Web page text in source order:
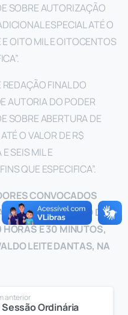
SOBRE AUTORIZAÇÃO
ESPECIAL ATÉ O
OITO MIL E OITOCENTOS
FINAL DO
AUTORIA DO PODER
SOBRE ABERTURA DE
O VALOR DE R$
SEIS MIL E
QUE ESPECIFICA”.
CONVOCADOS
A REALIZAR-SE NO DIA
E 30 MINUTOS,
LEITE DANTAS, NA
anterior
Sessão Ordinária